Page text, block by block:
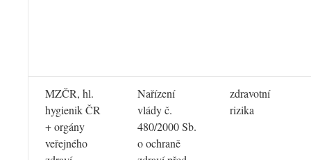
MZČR, hl.
hygienik ČR
+ orgány
veřejného
Nařízení
vlády č.
480/2000 Sb.
o ochraně
zdravotní
rizika